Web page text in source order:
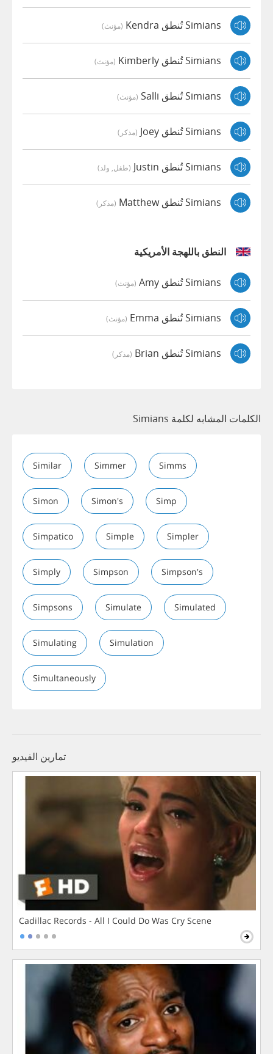
Simians تُنطق Kendra (مؤنث)
Simians تُنطق Kimberly (مؤنث)
Simians تُنطق Salli (مؤنث)
Simians تُنطق Joey (مذكر)
Simians تُنطق Justin (طفل, ولد)
Simians تُنطق Matthew (مذكر)
النطق باللهجة الأمريكية
Simians تُنطق Amy (مؤنث)
Simians تُنطق Emma (مؤنث)
Simians تُنطق Brian (مذكر)
الكلمات المشابه لكلمة Simians
Similar Simmer Simms
Simon Simon's Simp
Simpatico Simple Simpler
Simply Simpson Simpson's
Simpsons Simulate Simulated
Simulating Simulation
Simultaneously
تمارين الفيديو
Cadillac Records - All I Could Do Was Cry Scene